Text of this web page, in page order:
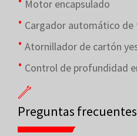
Motor encapsulado
Cargador automático
Atornillador de cartón
Control de profundidad
Preguntas frecuentes